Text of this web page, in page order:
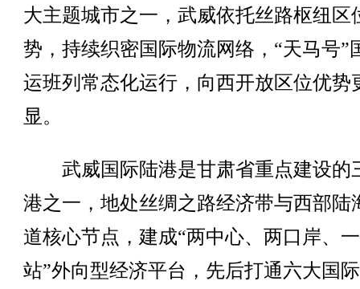
大主题城市之一，武威依托丝路枢纽区
势，持续织密国际物流网络，“天马号”
运班列常态化运行，向西开放区位优势
显。
武威国际陆港是甘肃省重点建设的
港之一，地处丝绸之路经济带与西部陆
道核心节点，建成“两中心、两口岸、
站”外向型经济平台，先后打通六大国